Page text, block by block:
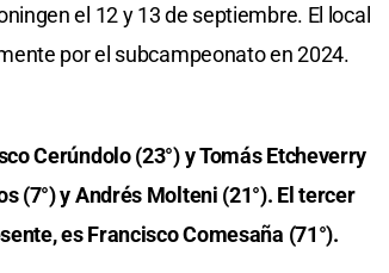
el 12 y 13 de septiembre. El local
por el subcampeonato en 2024.
Cerúndolo (23°) y Tomás Etcheverry
(7°) y Andrés Molteni (21°). El tercer
es Francisco Comesaña (71°).